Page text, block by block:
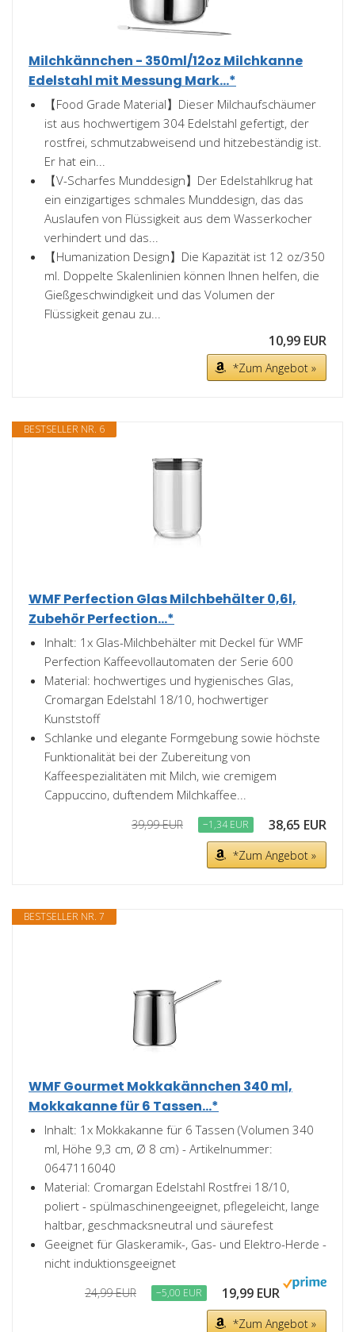
Milchkännchen - 350ml/12oz Milchkanne
Edelstahl mit Messung Mark...*
【Food Grade Material】Dieser Milchaufschäumer
ist aus hochwertigem 304 Edelstahl gefertigt, der
rostfrei, schmutzabweisend und hitzebeständig ist.
Er hat ein...
【V-Scharfes Munddesign】Der Edelstahlkrug hat
ein einzigartiges schmales Munddesign, das das
Auslaufen von Flüssigkeit aus dem Wasserkocher
verhindert und das...
【Humanization Design】Die Kapazität ist 12 oz/350
ml. Doppelte Skalenlinien können Ihnen helfen, die
Gießgeschwindigkeit und das Volumen der
Flüssigkeit genau zu...
10,99 EUR
*Zum Angebot »
BESTSELLER NR. 6
WMF Perfection Glas Milchbehälter 0,6l,
Zubehör Perfection...*
Inhalt: 1x Glas-Milchbehälter mit Deckel für WMF
Perfection Kaffeevollautomaten der Serie 600
Material: hochwertiges und hygienisches Glas,
Cromargan Edelstahl 18/10, hochwertiger
Kunststoff
Schlanke und elegante Formgebung sowie höchste
Funktionalität bei der Zubereitung von
Kaffeespezialitäten mit Milch, wie cremigem
Cappuccino, duftendem Milchkaffee...
39,99 EUR −1,34 EUR 38,65 EUR
*Zum Angebot »
BESTSELLER NR. 7
WMF Gourmet Mokkakännchen 340 ml,
Mokkakanne für 6 Tassen...*
Inhalt: 1x Mokkakanne für 6 Tassen (Volumen 340
ml, Höhe 9,3 cm, Ø 8 cm) - Artikelnummer:
0647116040
Material: Cromargan Edelstahl Rostfrei 18/10,
poliert - spülmaschinengeeignet, pflegeleicht, lange
haltbar, geschmacksneutral und säurefest
Geeignet für Glaskeramik-, Gas- und Elektro-Herde -
nicht induktionsgeeignet
24,99 EUR −5,00 EUR 19,99 EUR
*Zum Angebot »